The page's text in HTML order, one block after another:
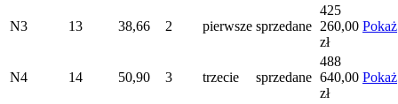
N3 13 38,66 2 pierwsze sprzedane
425
260,00
zł
Pokaż
N4 14 50,90 3 trzecie sprzedane
488
640,00
zł
Pokaż